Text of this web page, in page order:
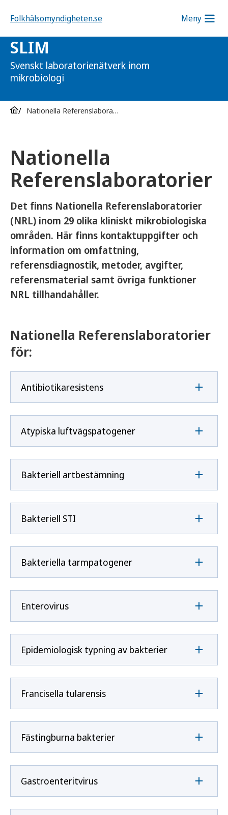
Folkhälsomyndigheten.se Meny
SLIM
Svenskt laboratorienätverk inom
mikrobiologi
Nationella Referenslaboratorier
Nationella
Referenslaboratorier
Det finns Nationella Referenslaboratorier
(NRL) inom 29 olika kliniskt mikrobiologiska
områden. Här finns kontaktuppgifter och
information om omfattning,
referensdiagnostik, metoder, avgifter,
referensmaterial samt övriga funktioner
NRL tillhandahåller.
Nationella Referenslaboratorier
för:
Antibiotikaresistens
Atypiska luftvägspatogener
Bakteriell artbestämning
Bakteriell STI
Bakteriella tarmpatogener
Enterovirus
Epidemiologisk typning av bakterier
Francisella tularensis
Fästingburna bakterier
Gastroenteritvirus